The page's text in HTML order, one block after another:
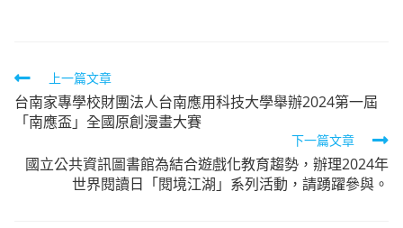
Read
more
articles
上一篇文章
台南家專學校財團法人台南應用科技大學舉辦2024第一屆
「南應盃」全國原創漫畫大賽
下一篇文章
國立公共資訊圖書館為結合遊戲化教育趨勢，辦理2024年
世界閱讀日「閱境江湖」系列活動，請踴躍參與。